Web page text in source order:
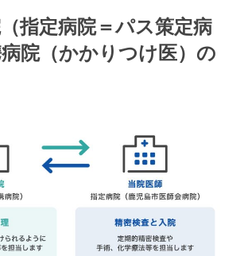
指定病院＝パス策定病
院（かかりつけ医）の